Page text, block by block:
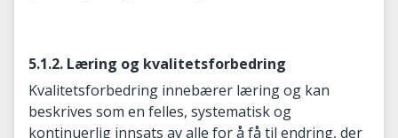
5.1.2. Læring og kvalitetsforbedring
Kvalitetsforbedring innebærer læring og kan
beskrives som en felles, systematisk og
kontinuerlig innsats av alle for å få til endring, der